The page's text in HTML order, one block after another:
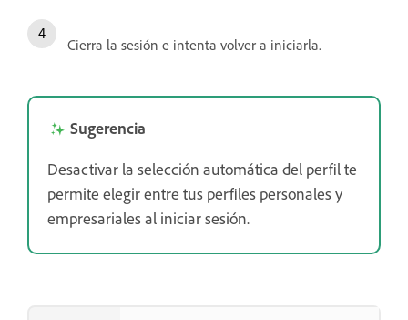
Cierra la sesión e intenta volver a iniciarla.
Sugerencia
Desactivar la selección automática del perfil te
permite elegir entre tus perfiles personales y
empresariales al iniciar sesión.